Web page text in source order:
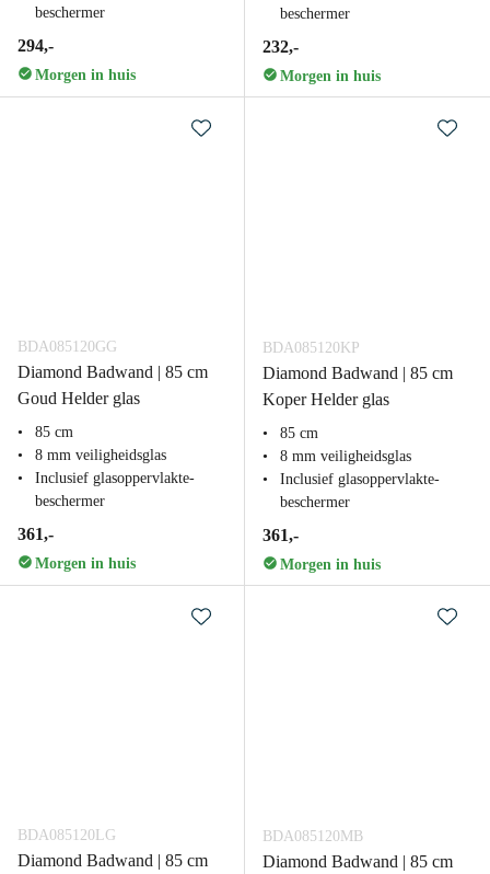
beschermer
294,-
Morgen in huis
beschermer
232,-
Morgen in huis
BDA085120GG
Diamond Badwand | 85 cm
Goud Helder glas
85 cm
8 mm veiligheidsglas
Inclusief glasoppervlakte-
beschermer
361,-
Morgen in huis
BDA085120KP
Diamond Badwand | 85 cm
Koper Helder glas
85 cm
8 mm veiligheidsglas
Inclusief glasoppervlakte-
beschermer
361,-
Morgen in huis
BDA085120LG
Diamond Badwand | 85 cm
BDA085120MB
Diamond Badwand | 85 cm